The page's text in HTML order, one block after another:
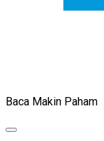
Baca Makin Paham
Expand